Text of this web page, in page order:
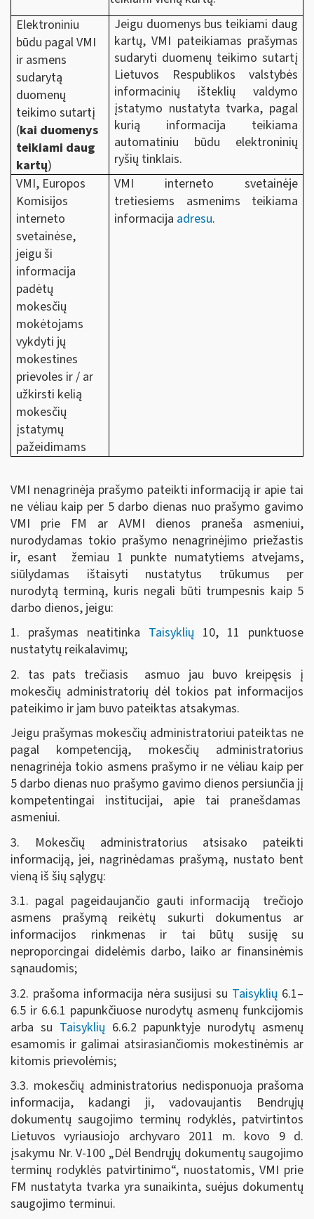
Elektroniniu
būdu pagal VMI
ir asmens
sudarytą
duomenų
teikimo sutartį
(kai duomenys
teikiami daug
kartų)
Jeigu duomenys bus teikiami daug
kartų, VMI pateikiamas prašymas
sudaryti duomenų teikimo sutartį
Lietuvos Respublikos valstybės
informacinių išteklių valdymo
įstatymo nustatyta tvarka, pagal
kurią informacija teikiama
automatiniu būdu elektroninių
ryšių tinklais.
VMI, Europos
Komisijos
interneto
svetainėse,
jeigu ši
informacija
padėtų
mokesčių
mokėtojams
vykdyti jų
mokestines
prievoles ir / ar
užkirsti kelią
mokesčių
įstatymų
pažeidimams
VMI interneto svetainėje
tretiesiems asmenims teikiama
informacija adresu.
VMI nenagrinėja prašymo pateikti informaciją ir apie tai
ne vėliau kaip per 5 darbo dienas nuo prašymo gavimo
VMI prie FM ar AVMI dienos praneša asmeniui,
nurodydamas tokio prašymo nenagrinėjimo priežastis
ir, esant žemiau 1 punkte numatytiems atvejams,
siūlydamas ištaisyti nustatytus trūkumus per
nurodytą terminą, kuris negali būti trumpesnis kaip 5
darbo dienos, jeigu:
1. prašymas neatitinka Taisyklių 10, 11 punktuose
nustatytų reikalavimų;
2. tas pats trečiasis asmuo jau buvo kreipęsis į
mokesčių administratorių dėl tokios pat informacijos
pateikimo ir jam buvo pateiktas atsakymas.
Jeigu prašymas mokesčių administratoriui pateiktas ne
pagal kompetenciją, mokesčių administratorius
nenagrinėja tokio asmens prašymo ir ne vėliau kaip per
5 darbo dienas nuo prašymo gavimo dienos persiunčia jį
kompetentingai institucijai, apie tai pranešdamas
asmeniui.
3. Mokesčių administratorius atsisako pateikti
informaciją, jei, nagrinėdamas prašymą, nustato bent
vieną iš šių sąlygų:
3.1. pagal pageidaujančio gauti informaciją trečiojo
asmens prašymą reikėtų sukurti dokumentus ar
informacijos rinkmenas ir tai būtų susiję su
neproporcingai didelėmis darbo, laiko ar finansinėmis
sąnaudomis;
3.2. prašoma informacija nėra susijusi su Taisyklių 6.1–
6.5 ir 6.6.1 papunkčiuose nurodytų asmenų funkcijomis
arba su Taisyklių 6.6.2 papunktyje nurodytų asmenų
esamomis ir galimai atsirasiančiomis mokestinėmis ar
kitomis prievolėmis;
3.3. mokesčių administratorius nedisponuoja prašoma
informacija, kadangi ji, vadovaujantis Bendrųjų
dokumentų saugojimo terminų rodyklės, patvirtintos
Lietuvos vyriausiojo archyvaro 2011 m. kovo 9 d.
įsakymu Nr. V-100 „Dėl Bendrųjų dokumentų saugojimo
terminų rodyklės patvirtinimo“, nuostatomis, VMI prie
FM nustatyta tvarka yra sunaikinta, suėjus dokumentų
saugojimo terminui.